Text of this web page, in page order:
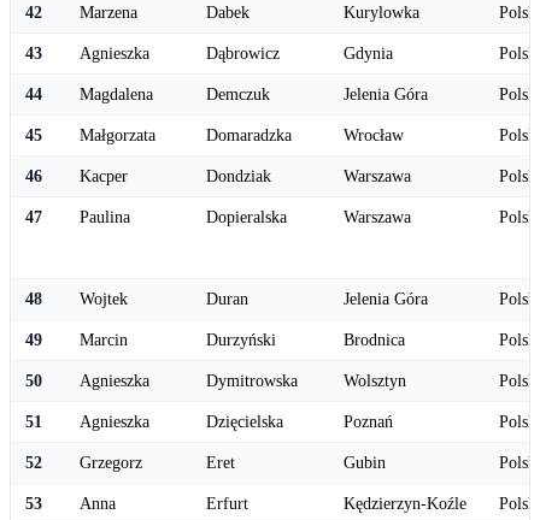
42 Marzena Dabek Kurylowka
43 Agnieszka Dąbrowicz Gdynia
44 Magdalena Demczuk Jelenia Góra
45 Małgorzata Domaradzka Wrocław
46 Kacper Dondziak Warszawa
47 Paulina Dopieralska Warszawa
48 Wojtek Duran Jelenia Góra
49 Marcin Durzyński Brodnica
50 Agnieszka Dymitrowska Wolsztyn
51 Agnieszka Dzięcielska Poznań
52 Grzegorz Eret Gubin
53 Anna Erfurt Kędzierzyn-Koźle